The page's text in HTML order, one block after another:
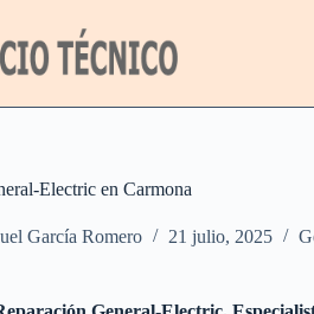
Electric en Carmona
García Romero 21 julio, 2025